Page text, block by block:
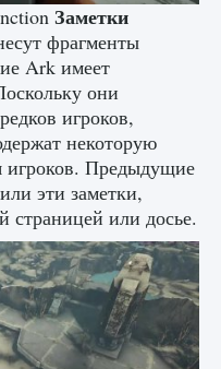
0 2
EPalworld
0
Заметки
фрагменты
Ark имеет
они
игроков,
некоторую
Предыдущие
эти заметки,
страницей или досье.